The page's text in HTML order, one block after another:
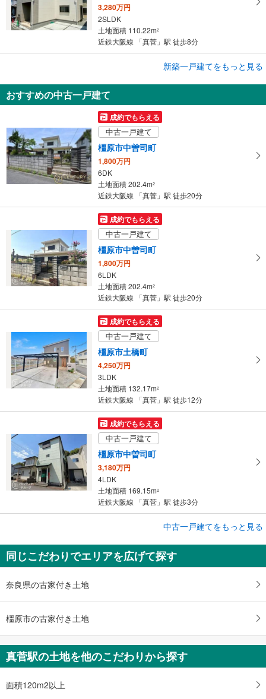
3,280万円
2SLDK
土地面積 110.22m2
近鉄大阪線 「真菅」駅 徒歩8分
橿原市中曽司町
3,880万円
4LDK
土地面積 201.96m
近鉄大阪線 「真菅」駅 徒歩14分
新築一戸建てをもっと見る
おすすめの中古一戸建て
成約でもらえる
中古一戸建て
橿原市中曽司町
1,800万円
6DK
土地面積 202.4m2
近鉄大阪線 「真菅」駅 徒歩20分
成約でもらえる
中古一戸建て
橿原市中曽司町
1,800万円
6LDK
土地面積 202.4m2
近鉄大阪線 「真菅」駅 徒歩20分
成約でもらえる
中古一戸建て
橿原市土橋町
4,250万円
3LDK
土地面積 132.17m2
近鉄大阪線 「真菅」駅 徒歩12分
成約でもらえる
中古一戸建て
橿原市中曽司町
3,180万円
4LDK
土地面積 169.15m2
近鉄大阪線 「真菅」駅 徒歩3分
橿原市小槻町
398万円
中古一戸建てをもっと見る
同じこだわりでエリアを広げて探す
奈良県の古家付き土地
橿原市の古家付き土地
真菅駅の土地を他のこだわりから探す
面積120m2以上